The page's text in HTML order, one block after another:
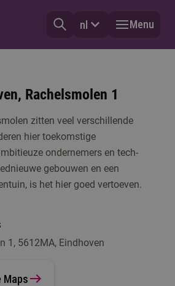
nl Menu
Rachelsmolen 1
zitten veel verschillende
hier toekomstige
ondernemers en tech-
gebouwen en een
is het hier goed vertoeven.
1, 5612MA, Eindhoven
Maps